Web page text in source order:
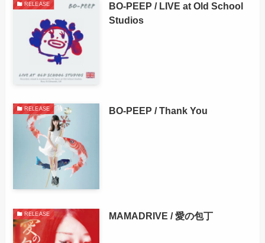
RELEASE
BO-PEEP / LIVE at Old School
Studios
RELEASE BO-PEEP / Thank You
RELEASE MAMADRIVE / 愛の包丁